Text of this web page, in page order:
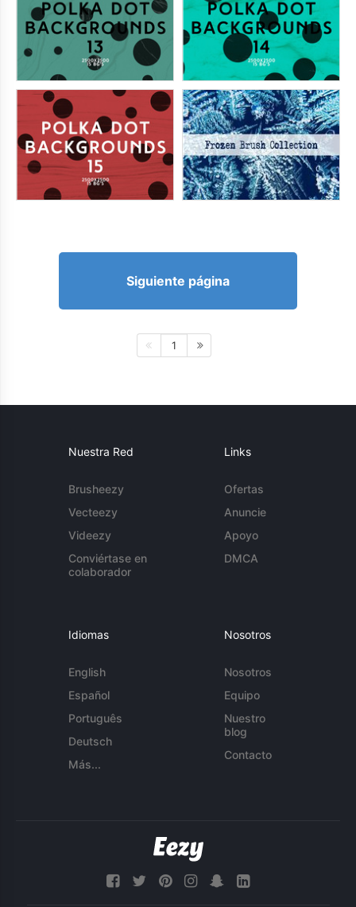
Siguiente página
1
Nuestra Red
Brusheezy
Vecteezy
Videezy
Conviértase en
colaborador
Links
Ofertas
Anuncie
Apoyo
DMCA
Idiomas
English
Español
Português
Deutsch
Más...
Nosotros
Nosotros
Equipo
Nuestro
blog
Contacto